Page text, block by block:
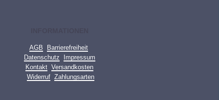
AGB
Barrierefreiheit
Datenschutz
Impressum
Kontakt Versandkosten
Widerruf Zahlungsarten